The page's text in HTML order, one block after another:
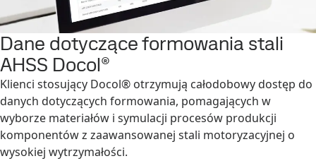
Dane dotyczące formowania stali
AHSS Docol®
Klienci stosujący Docol® otrzymują całodobowy dostęp do
danych dotyczących formowania, pomagających w
wyborze materiałów i symulacji procesów produkcji
komponentów z zaawansowanej stali motoryzacyjnej o
wysokiej wytrzymałości.